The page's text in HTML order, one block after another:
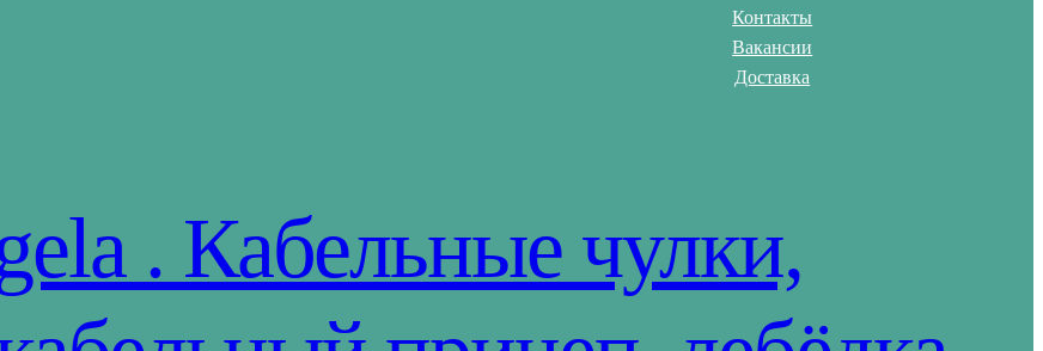
Контакты
Вакансии
Доставка
. Кабельные чулки,